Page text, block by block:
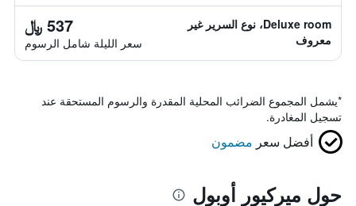
Deluxe room، نوع السرير غير
معروف
537 ﷼
سعر الليلة شامل الرسوم
*يشمل المجموع الضرائب المحلية المقدرة والرسوم المستحقة عند
تسجيل المغادرة.
أفضل سعر مضمون
حول ميركيور أوبول